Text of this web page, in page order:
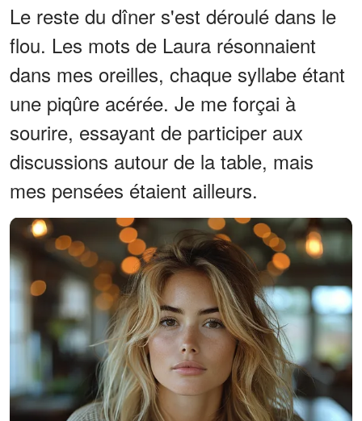
Le reste du dîner s'est déroulé dans le
flou. Les mots de Laura résonnaient
dans mes oreilles, chaque syllabe étant
une piqûre acérée. Je me forçai à
sourire, essayant de participer aux
discussions autour de la table, mais
mes pensées étaient ailleurs.